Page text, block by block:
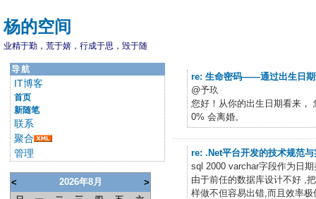
杨的空间
业精于勤，荒于嬉，行成于思，毁于随
导航
IT博客
首页
新随笔
联系
聚合
管理
< 2026年8月 >
re: 生命密码——通过出生日期
@予玖
您好！从你的出生日期看来，
0% 会离婚。
re: .Net平台开发的技术规范
sql 2000 varchar字段作为日
由于前任的数据库设计不好 ,
样做不但容易出错,而且效率